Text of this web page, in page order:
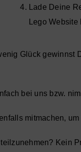
Lade Deine
Lego
Glück gewinnst
bei uns bzw.
mitmachen,
Kein